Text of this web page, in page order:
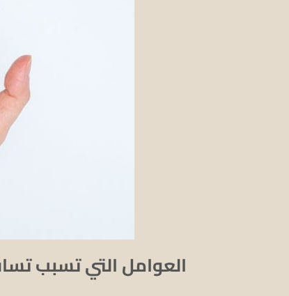
العوامل التي تسبب